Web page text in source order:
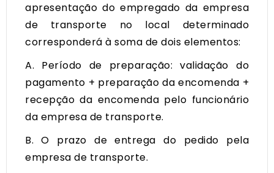
apresentação do empregado da empresa
de transporte no local determinado
corresponderá à soma de dois elementos:
A. Período de preparação: validação do
pagamento + preparação da encomenda +
recepção da encomenda pelo funcionário
da empresa de transporte.
B. O prazo de entrega do pedido pela
empresa de transporte.